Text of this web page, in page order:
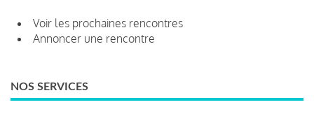
Voir les prochaines rencontres
Annoncer une rencontre
NOS SERVICES